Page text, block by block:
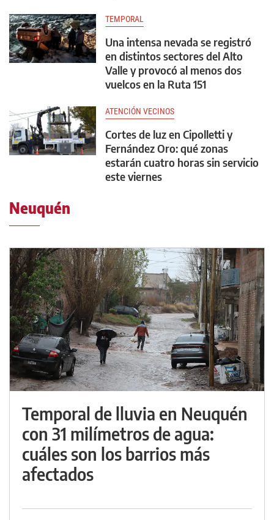
TEMPORAL
Una intensa nevada se registró
en distintos sectores del Alto
Valle y provocó al menos dos
vuelcos en la Ruta 151
ATENCIÓN VECINOS
Cortes de luz en Cipolletti y
Fernández Oro: qué zonas
estarán cuatro horas sin servicio
este viernes
Neuquén
Temporal de lluvia en Neuquén
con 31 milímetros de agua:
cuáles son los barrios más
afectados